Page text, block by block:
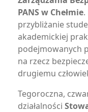
PANS w Chełmie
przybliżanie
akademickiej
podejmowanych
na rzecz
drugiemu
Tegoroczna,
działalności